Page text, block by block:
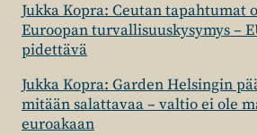
Jukka Kopra: Ceutan tapahtumat
Euroopan turvallisuuskysymys –
pidettävä
Jukka Kopra: Garden Helsingin
mitään salattavaa – valtio ei ole
euroakaan